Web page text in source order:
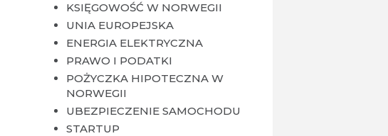
KSIĘGOWOŚĆ W NORWEGII
UNIA EUROPEJSKA
ENERGIA ELEKTRYCZNA
PRAWO I PODATKI
POŻYCZKA HIPOTECZNA W
NORWEGII
UBEZPIECZENIE SAMOCHODU
STARTUP